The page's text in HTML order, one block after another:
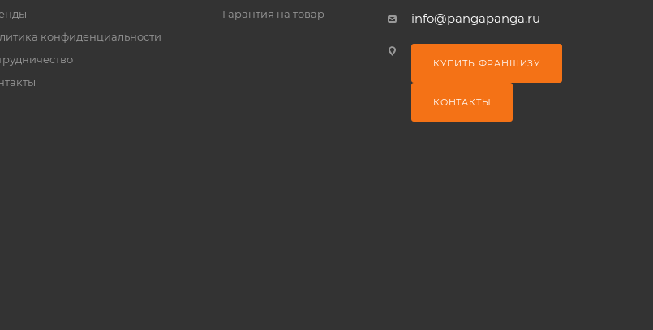
конфиденциальности
Гарантия на товар
info@pangapanga.ru
КУПИТЬ ФРАНШИЗУ
КОНТАКТЫ